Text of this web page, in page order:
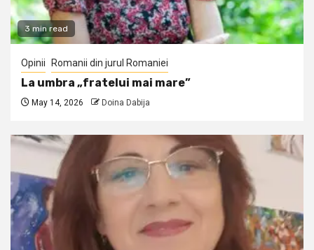
3 min read
Opinii Romanii din jurul Romaniei
La umbra „fratelui mai mare”
May 14, 2026 Doina Dabija